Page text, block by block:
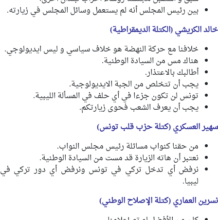
بين رئيس المجلس أنه لم يستعمل وسائل المجلس في زيارته.
خالد الكريشي (الكتلة الديمقراطية)
خلافنا مع حركة النهضة هو خلاف سياسي و ليس ايديولوجي.
هناك مس من السيادة الوطنية.
أطالبك بالاعتذار.
يجب أن تتخلص من الجبة الايديولوجية.
تونس لن تكون جزءا في أي حلف في المسألة الليبية.
يجب أن يعرف الشعب فحوى زيارتكم.
سهير العسكري (كتلة حزب قلب تونس)
من حقنا كنواب مسائلة رئيس مجلس النواب.
نعتبر أن هاته الزيارة قد مست من السيادة الوطنية.
نرفض أي تدخل تركي في تونس ونرفض أي دور تركي في
ليبيا.
نسرين العماري (كتلة الإصلاح الوطني)